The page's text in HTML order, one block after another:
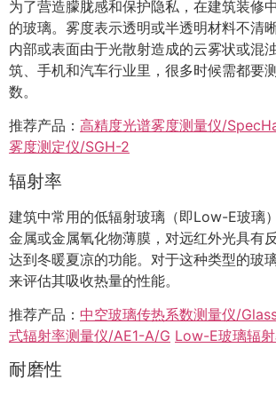
为了营造朦胧感和保护隐私，在建筑装修
的玻璃。雾度表示透明或半透明材料不清
内部或表面由于光散射造成的云雾状或混
筑、手机和汽车行业里，很多时候需都要
数。
推荐产品： 高精度光谱雾度测量仪/
雾度测定仪/SGH-2
辐射率
建筑中常用的低辐射玻璃（即Low-E玻璃
金属或金属氧化物薄膜，对远红外光具有
达到冬暖夏凉的功能。对于这种类型的玻
来评估其吸收热量的性能。
推荐产品： 中空玻璃传热系数测量仪/
式辐射率测量仪/AE1-A/G Low-E玻璃辐
耐磨性